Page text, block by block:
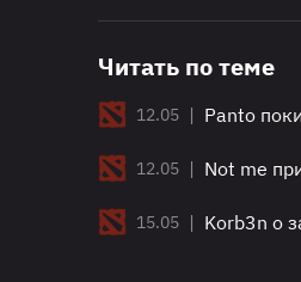
Читать по теме
12.05 | Panto
12.05 | Not me
15.05 | Korb3n о